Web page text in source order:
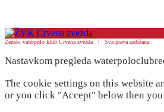
Ženski vaterpolo klub Crvena zvezda | Sva prava zadržana.
Nastavkom pregleda
The cookie settings on this website
or you click "Accept" below then